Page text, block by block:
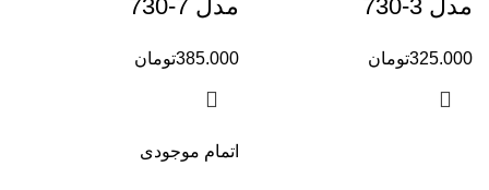
مدل 3-730
تومان325.000
مدل 7-730
تومان385.000
اتمام موجودی